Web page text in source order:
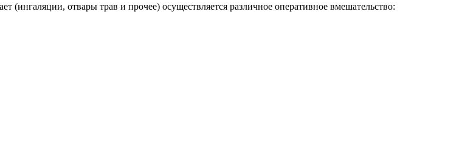
(ингаляции, отвары трав и прочее) осуществляется различное оперативное вмешательство: